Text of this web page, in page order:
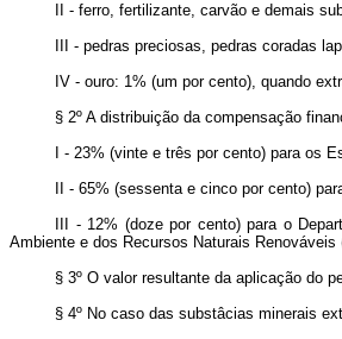
II - ferro, fertilizante, carvão e demais
III - pedras preciosas, pedras coradas
IV - ouro: 1% (um por cento), quando
§ 2º A distribuição da compensação
I - 23% (vinte e três por cento) para os
II - 65% (sessenta e cinco por cento)
III - 12% (doze por cento) para o
Ambiente e dos Recursos Naturais
§ 3º O valor resultante da aplicação do
§ 4º No caso das substâcias minerais